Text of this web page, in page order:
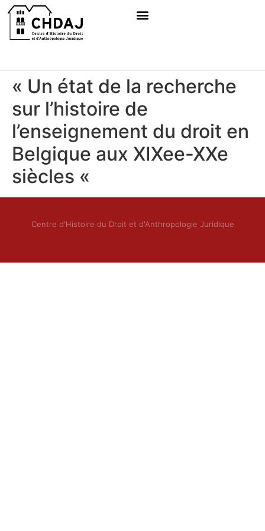
« Un état de la recherche
sur l’histoire de
l’enseignement du droit en
Belgique aux XIXee-XXe
siècles «
Centre d'Histoire du Droit et d'Anthropologie Juridique